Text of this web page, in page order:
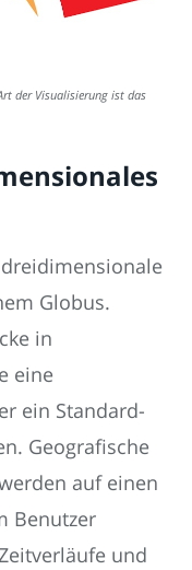
der Visualisierung ist das
Globus.
in
eine
ein Standard-
Geografische
auf einen
Benutzer
und